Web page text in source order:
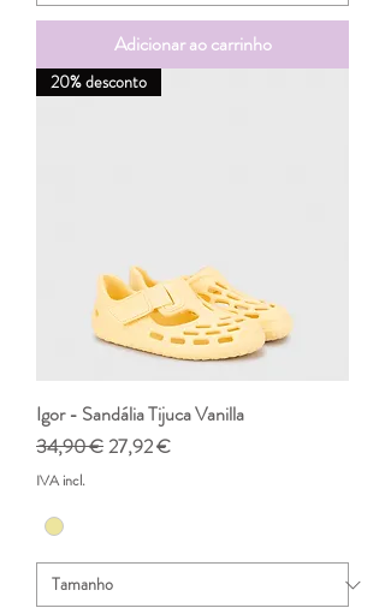
Adicionar ao carrinho
20% desconto
Igor - Sandália Tijuca Vanilla
Preço normal
34,90 €Preço promocional
27,92 €
IVA incl.